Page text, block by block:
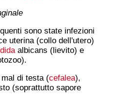
sono state infezioni
uterina (collo dell'utero)
albicans (lievito) e
di testa (cefalea),
(soprattutto sapore